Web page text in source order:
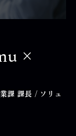
×
課 課長 / ソリュ